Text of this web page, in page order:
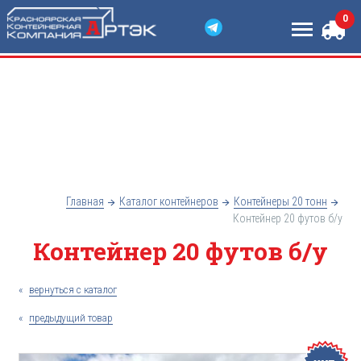
0
Каталог контейнеров Услуги
Доставка и оплата О компании
Главная Каталог контейнеров
Контейнеры 20 тонн
Контейнер 20 футов б/у
Контейнер 20 футов б/у
« вернуться с каталог
« предыдущий товар